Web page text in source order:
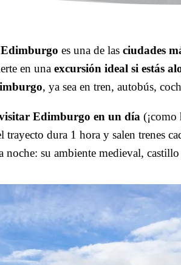
Edimburgo es una de las ciudades
en una excursión ideal si estás
, ya sea en tren, autobús,
Edimburgo en un día (¡como
dura 1 hora y salen trenes
noche: su ambiente medieval,